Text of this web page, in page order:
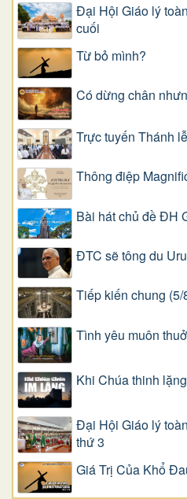
Đại Hội Giáo lý
cuối
Từ bỏ mình?
Có dừng chân
Trực tuyến Thánh
Thông điệp
Bài hát chủ đề ĐH
ĐTC sẽ tông du
Tiếp kiến chung (5/
Tình yêu muôn thuở
Khi Chúa thinh lặng
Đại Hội Giáo lý
thứ 3
Giá Trị Của Khổ